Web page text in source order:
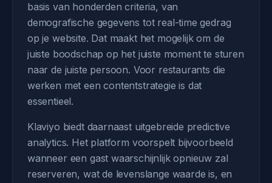
basis van honderden criteria, van
demografische gegevens tot real-time gedrag
op je website. Dat maakt het mogelijk om de
juiste boodschap op het juiste moment te sturen
naar de juiste persoon. Voor restaurants die
werken met een contentstrategie is dat
essentieel.
Klaviyo biedt daarnaast uitgebreide predictive
analytics. Het platform voorspelt bijvoorbeeld
wanneer een gast waarschijnlijk opnieuw zal
reserveren, wat de levenslange waarde is, en